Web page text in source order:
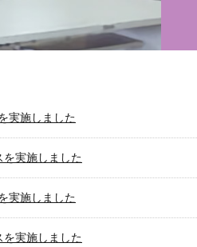
実施しました
実施しました
実施しました
実施しました